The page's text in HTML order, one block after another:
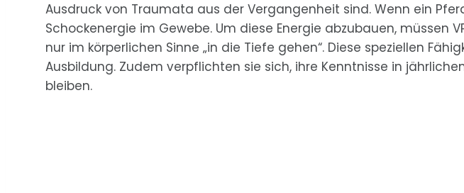
Ausdruck von Traumata aus der Vergangenheit sind. Wenn ein
Schockenergie im Gewebe. Um diese Energie abzubauen,
nur im körperlichen Sinne „in die Tiefe gehen“. Diese speziellen
Ausbildung. Zudem verpflichten sie sich, ihre Kenntnisse in
bleiben.